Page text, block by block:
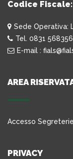
Codice
Sede Operativa:
Tel. 0831
E-mail :
AREA
Accesso Segreterie
PRIVACY